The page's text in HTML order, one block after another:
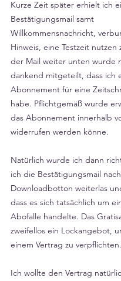
Kurze Zeit später erhielt ich
Bestätigungsmail samt
Willkommensnachricht,
Hinweis, eine Testzeit nutzen
der Mail weiter unten wurde
dankend mitgeteilt, dass ich
Abonnement für eine
habe. Pflichtgemäß wurde
das Abonnement innerhalb
widerrufen werden könne.
Natürlich wurde ich dann
ich die Bestätigungsmail
Downloadbotton weiterlas
dass es sich tatsächlich um
Abofalle handelte. Das
zweifellos ein Lockangebot,
einem Vertrag zu verpflichten.
Ich wollte den Vertrag